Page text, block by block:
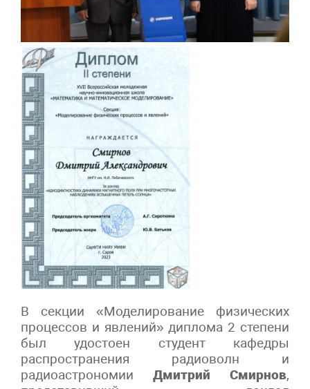
В секции «Моделирование физических
процессов и явлений» диплома 2 степени
был удостоен студент кафедры
распространения радиоволн и
радиоастрономии Дмитрий Смирнов,